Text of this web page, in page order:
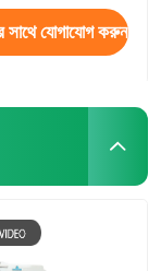
সাথে যোগাযোগ করুন